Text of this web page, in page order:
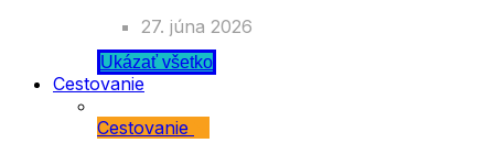
27. júna 2026
Ukázať všetko
Cestovanie
Cestovanie